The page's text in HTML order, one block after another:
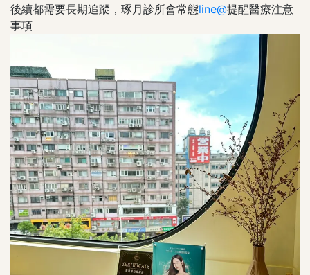
後續都需要長期追蹤，琢月診所會常態line@提醒醫療注意
事項